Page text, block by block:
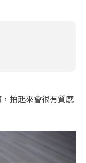
拍起來會很有質感